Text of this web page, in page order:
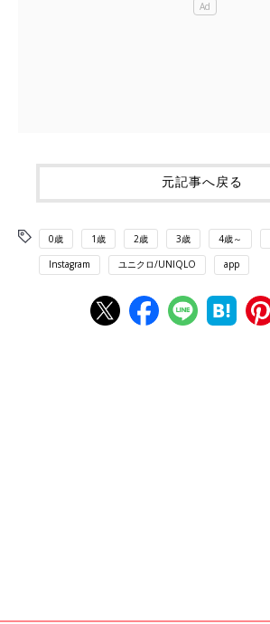
元記事へ戻る
0歳 1歳 2歳 3歳 4歳～
Instagram ユニクロ/UNIQLO app